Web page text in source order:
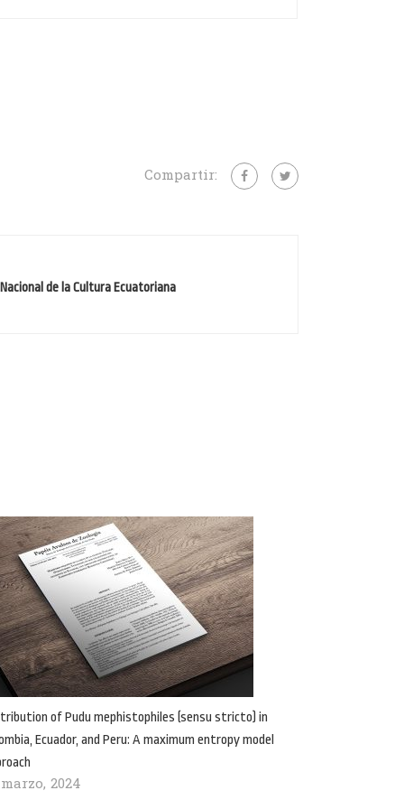
Compartir:
de la Cultura Ecuatoriana
of Pudu mephistophiles (sensu stricto) in
Ecuador, and Peru: A maximum entropy model
2024